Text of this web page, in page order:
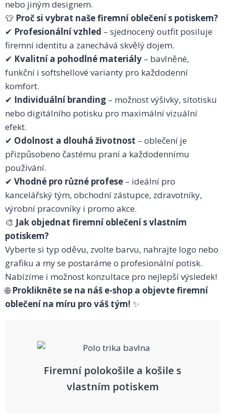
nebo jiným designem.
👕 Proč si vybrat naše firemní oblečení s potiskem?
✔ Profesionální vzhled – sjednocený outfit posiluje
firemní identitu a zanechává skvělý dojem.
✔ Kvalitní a pohodlné materiály – bavlněné,
funkční i softshellové varianty pro každodenní
komfort.
✔ Individuální branding – možnost výšivky, sítotisku
nebo digitálního potisku pro maximální vizuální
efekt.
✔ Odolnost a dlouhá životnost – oblečení je
přizpůsobeno častému praní a každodennímu
používání.
✔ Vhodné pro různé profese – ideální pro
kancelářský tým, obchodní zástupce, zdravotníky,
výrobní pracovníky i promo akce.
🎨 Jak objednat firemní oblečení s vlastním
potiskem?
Vyberte si typ oděvu, zvolte barvu, nahrajte logo nebo
grafiku a my se postaráme o profesionální potisk.
Nabízíme i možnost konzultace pro nejlepší výsledek!
🌐Proklikněte se na náš e-shop a objevte firemní
oblečení na míru pro váš tým! ✨
Firemní polokošile a košile s
vlastním potiskem